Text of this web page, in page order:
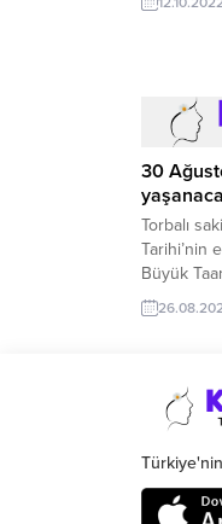
30
Torbalı
Tarihi’nin
Büyük